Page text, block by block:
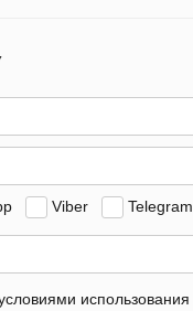
Viber Telegram
использования